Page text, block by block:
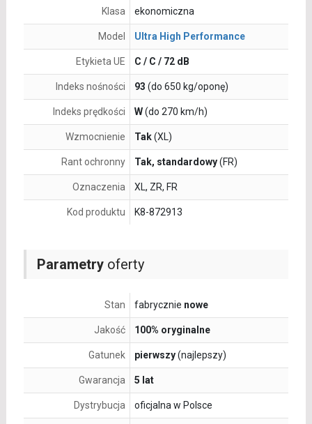
Parametryoferty
Stan fabrycznie nowe
Jakość 100% oryginalne
Gatunek pierwszy(najlepszy)
Gwarancja 5 lat
Dystrybucja oficjalna w Polsce
Klasa ekonomiczna
Model Ultra High Performance
Etykieta UE C / C / 72 dB
Indeks nośności 93 (do 650 kg/oponę)
Indeks prędkości W(do 270 km/h)
Wzmocnienie Tak(XL)
Rant ochronny Tak, standardowy(FR)
Oznaczenia XL, ZR, FR
Kod produktu K8-872913